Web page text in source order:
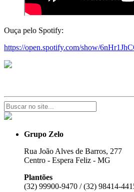
Ouça pelo Spotify:
https://open.spotify.com/show/
Grupo Zelo
Rua João Alves de Barros, 277
Centro - Espera Feliz - MG
Plantões
(32) 99900-9470 / (32) 98414-